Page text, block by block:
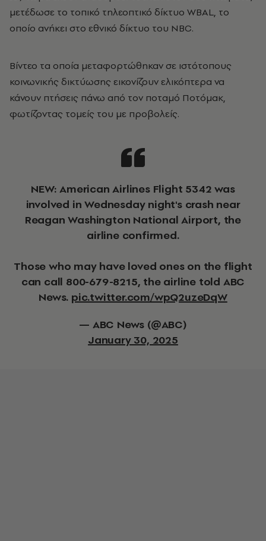
μετέδωσε το τοπικό τηλεοπτικό δίκτυο WBAL, το
οποίο ανήκει στο εθνικό δίκτυο του NBC.
Βίντεο τα οποία μεταφορτώθηκαν σε ιστότοπους
κοινωνικής δικτύωσης εικονίζουν ελικόπτερα να
κάνουν πτήσεις πάνω από τον ποταμό Ποτόμακ,
φωτίζοντας τομείς του με προβολείς.
NEW: American Airlines Flight 5342 was
involved in Wednesday night's crash near
Reagan Washington National Airport, the
airline confirmed.
Those who may have loved ones on the flight
can call 800-679-8215, the airline told ABC
News. pic.twitter.com/wpQ2uzeDqW
— ABC News (@ABC)
January 30, 2025